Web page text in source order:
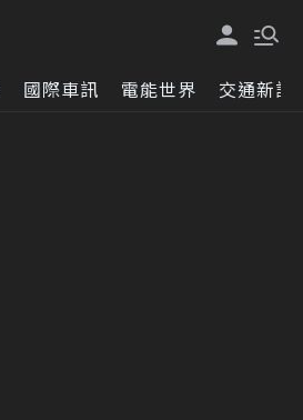
國際車訊 電能世界 交通新訊